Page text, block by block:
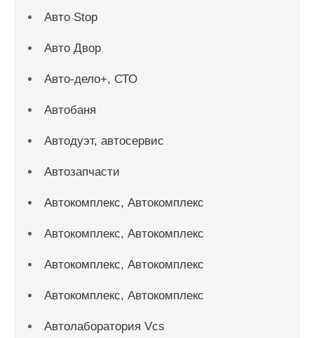
Авто Stop
Авто Двор
Авто-дело+, СТО
Автобаня
Автодуэт, автосервис
Автозапчасти
Автокомплекс, Автокомплекс
Автокомплекс, Автокомплекс
Автокомплекс, Автокомплекс
Автокомплекс, Автокомплекс
Автолаборатория Vcs